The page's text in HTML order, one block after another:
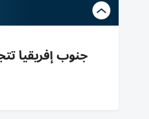
جنوب إفريقيا